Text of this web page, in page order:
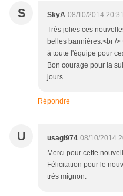
S SkyA 08/10/2014 20:31
Très jolies ces
belles bannières.<br /
à toute l'équipe pour
Bon courage pour la
jours.
Répondre
U usagi974 08/10/2014
Merci pour cette
Félicitation pour le
très mignon.